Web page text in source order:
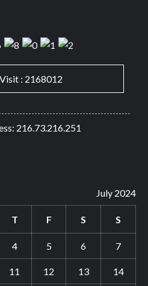
: 2168012
216.73.216.251
July 2024
T F S S
4 5 6 7
11 12 13 14